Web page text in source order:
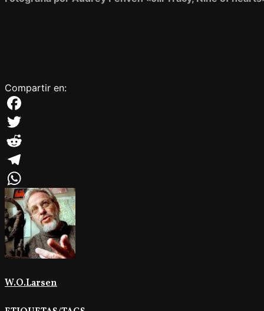
Compartir en:
Facebook
Twitter
Reddit
Telegram
WhatsApp
W.O.Larsen